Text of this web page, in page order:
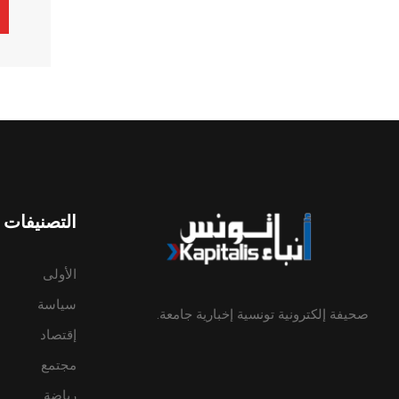
صحيفة إلكترونية تونسية إخبارية جامعة.
التصنيفات
الأولى
سياسة
إقتصاد
مجتمع